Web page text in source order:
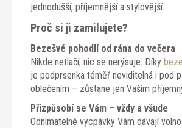
jednodušší, příjemnější a stylovější.
Proč si ji zamilujete?
Bezešvé pohodlí od rána do večera
Nikde netlačí, nic se nerýsuje. Díky
je podprsenka téměř neviditelná i pod
oblečením – zůstane jen Vaším
Přizpůsobí se Vám – vždy a všude
Odnímatelné vycpávky Vám dávají